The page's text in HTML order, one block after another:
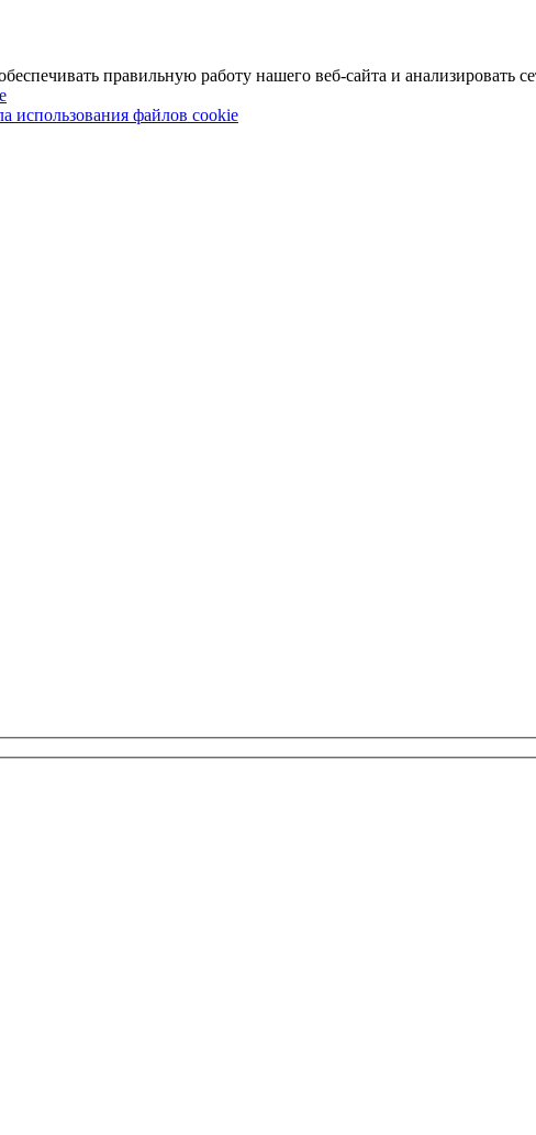
правильную работу нашего веб-сайта и анализировать
использования файлов cookie